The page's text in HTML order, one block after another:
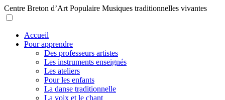
Centre Breton d’Art Populaire Musiques traditionnelles vivantes
Accueil
Pour apprendre
Des professeurs artistes
Les instruments enseignés
Les ateliers
Pour les enfants
La danse traditionnelle
La voix et le chant